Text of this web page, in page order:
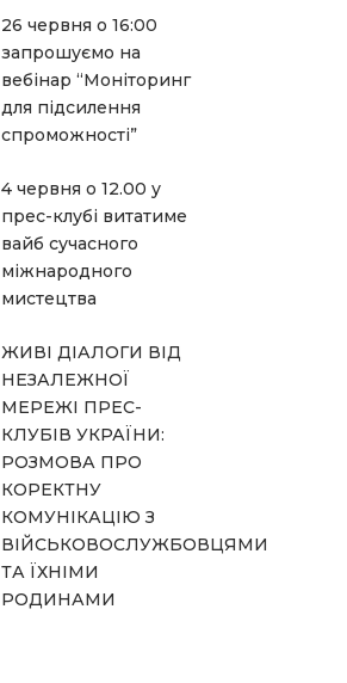
26 червня о 16:00
запрошуємо на
вебінар “Моніторинг
для підсилення
спроможності”
4 червня о 12.00 у
прес-клубі витатиме
вайб сучасного
міжнародного
мистецтва
ЖИВІ ДІАЛОГИ ВІД
НЕЗАЛЕЖНОЇ
МЕРЕЖІ ПРЕС-
КЛУБІВ УКРАЇНИ:
РОЗМОВА ПРО
КОРЕКТНУ
КОМУНІКАЦІЮ З
ВІЙСЬКОВОСЛУЖБОВЦЯМИ
ТА ЇХНІМИ
РОДИНАМИ